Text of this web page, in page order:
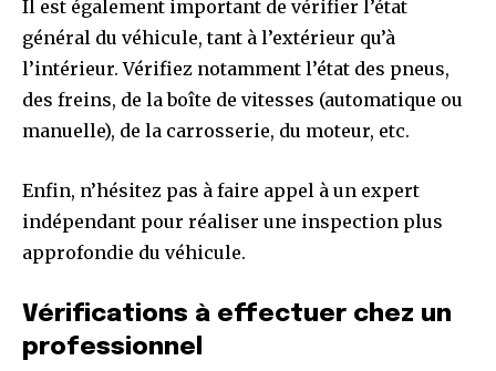
Il est également important de vérifier l’état
général du véhicule, tant à l’extérieur qu’à
l’intérieur. Vérifiez notamment l’état des pneus,
des freins, de la boîte de vitesses (automatique ou
manuelle), de la carrosserie, du moteur, etc.
Enfin, n’hésitez pas à faire appel à un expert
indépendant pour réaliser une inspection plus
approfondie du véhicule.
Vérifications à effectuer chez un
professionnel